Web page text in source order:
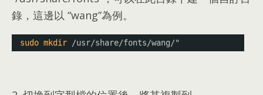
錄 ， 這邊以 “wang”為例。
sudo mkdir /usr/share/fonts/wang/"